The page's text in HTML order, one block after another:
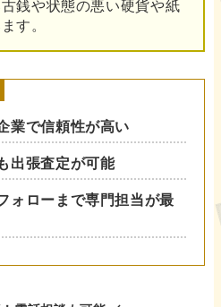
銭や状態の悪い硬貨や紙
す。
業で信頼性が高い
出張査定が可能
ォローまで専門担当が最